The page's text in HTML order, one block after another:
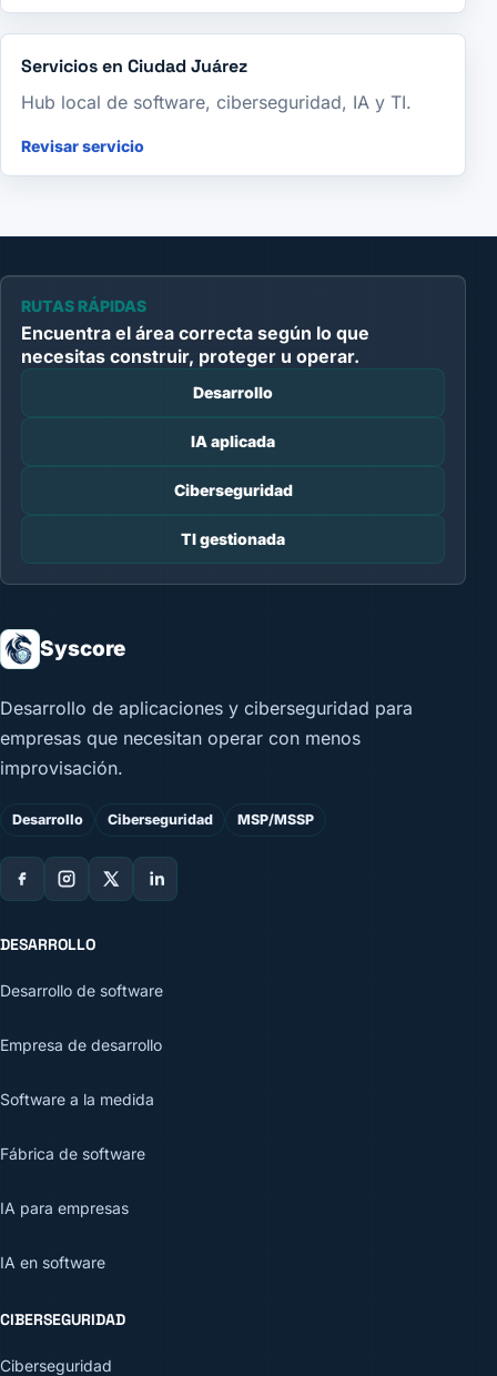
Servicios en Ciudad Juárez
Hub local de software, ciberseguridad, IA y TI.
Revisar servicio
RUTAS RÁPIDAS
Encuentra el área correcta según lo que
necesitas construir, proteger u operar.
Desarrollo
IA aplicada
Ciberseguridad
TI gestionada
Syscore
Desarrollo de aplicaciones y ciberseguridad para
empresas que necesitan operar con menos
improvisación.
Desarrollo Ciberseguridad MSP/MSSP
DESARROLLO
Desarrollo de software
Empresa de desarrollo
Software a la medida
Fábrica de software
IA para empresas
IA en software
CIBERSEGURIDAD
Ciberseguridad